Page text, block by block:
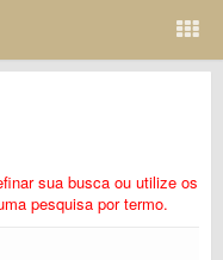
sua busca ou utilize os
pesquisa por termo.